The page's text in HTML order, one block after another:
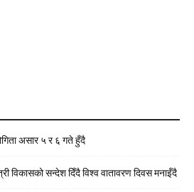
असार ५ र ६ गते हुँदै
विकासको सन्देश दिँदै विश्व वातावरण दिवस मनाइँदै